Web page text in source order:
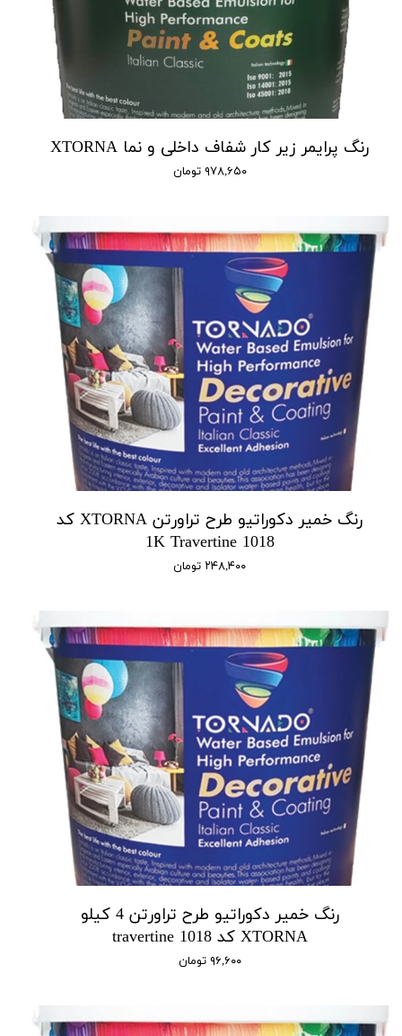
رنگ پرایمر زیر کار شفاف داخلی و نما XTORNA
۹۷۸,۶۵۰ تومان
رنگ خمیر دکوراتیو طرح تراورتن XTORNA کد
1018 1K Travertine
۲۴۸,۴۰۰ تومان
رنگ خمیر دکوراتیو طرح تراورتن 4 کیلو
XTORNA کد 1018 travertine
۹۶,۶۰۰ تومان